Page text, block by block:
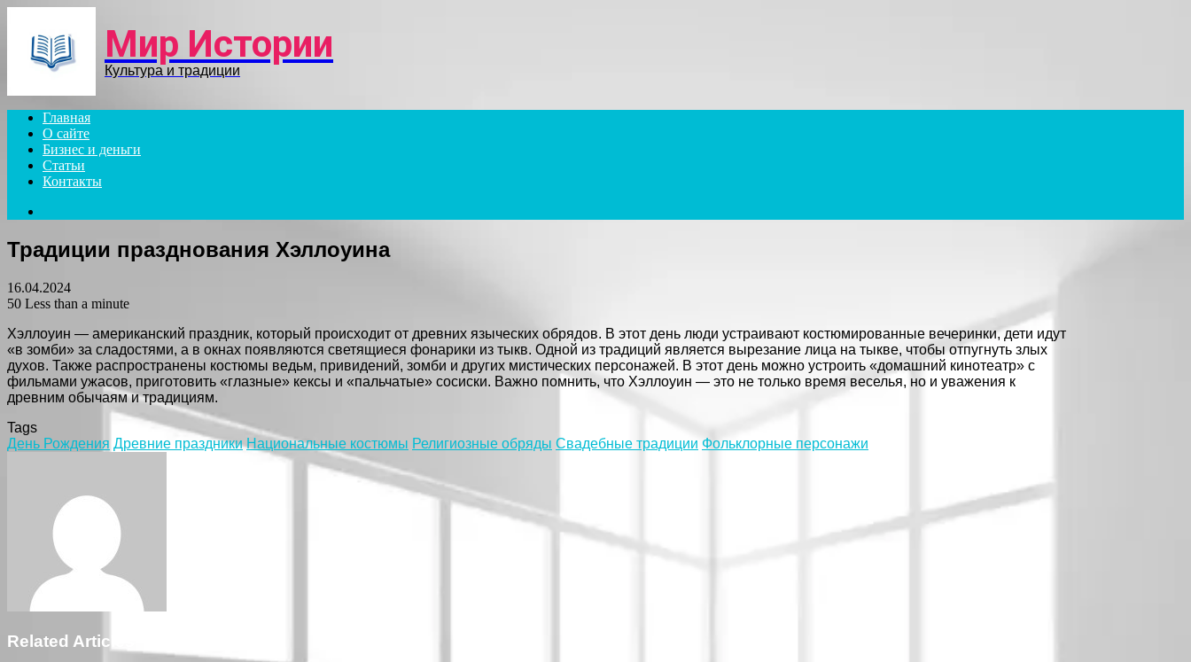
Мир Истории
Культура и традиции
Главная
О сайте
Бизнес и деньги
Статьи
Контакты
Традиции празднования Хэллоуина
16.04.2024
50 Less than a minute
Хэллоуин — американский праздник, который происходит от древних языческих обрядов. В этот день люди устраивают костюмированные вечеринки, дети идут
«в зомби» за сладостями, а в окнах появляются светящиеся фонарики из тыкв. Одной из традиций является вырезание лица на тыкве, чтобы отпугнуть злых
духов. Также распространены костюмы ведьм, привидений, зомби и других мистических персонажей. В этот день можно устроить «домашний кинотеатр» с
фильмами ужасов, приготовить «глазные» кексы и «пальчатые» сосиски. Важно помнить, что Хэллоуин — это не только время веселья, но и уважения к
древним обычаям и традициям.
Tags
День Рождения Древние праздники Национальные костюмы Религиозные обряды Свадебные традиции Фольклорные персонажи
Related Articles